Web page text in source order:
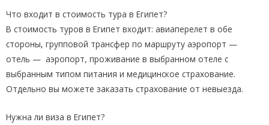
Что входит в стоимость тура в Египет?
В стоимость туров в Египет входит: авиаперелет в обе
стороны, групповой трансфер по маршруту аэропорт —
отель — аэропорт, проживание в выбранном отеле с
выбранным типом питания и медицинское страхование.
Отдельно вы можете заказать страхование от невыезда.
Нужна ли виза в Египет?